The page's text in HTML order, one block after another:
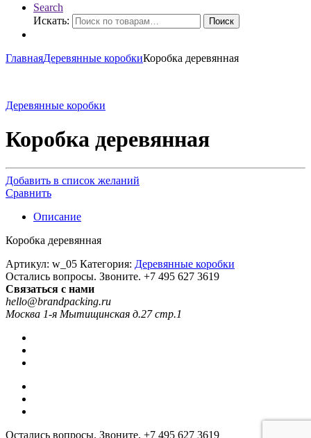
Search
Искать:
Поиск
ГлавнаяДеревянные коробкиКоробка деревянная
Деревянные коробки
Коробка деревянная
Добавить в список желаний
Сравнить
Описание
Коробка деревянная
Артикул: w_05 Категория: Деревянные коробки
Остались вопросы. Звоните. +7 495 627 3619
Связаться с нами
hello@brandpacking.ru
Москва 1-я Мытищинская д.27 стр.1
Остались вопросы. Звоните. +7 495 627 3619